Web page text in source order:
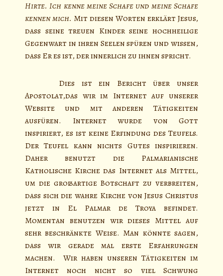
Hirte. Ich kenne meine Schafe und meine Schafe
kennen mich. Mit diesen Worten erklärt Jesus,
dass seine treuen Kinder seine hochheilige
Gegenwart in ihren Seelen spüren und wissen,
dass Er es ist, der innerlich zu ihnen spricht.
Dies ist ein Bericht über unser
Apostolat,das wir im Internet auf unserer
Website und mit anderen Tätigkeiten
ausfüren. Internet wurde von Gott
inspiriert, es ist keine Erfindung des Teufels.
Der Teufel kann nichts Gutes inspirieren.
Daher benutzt die Palmarianische
Katholische Kirche das Internet als Mittel,
um die großartige Botschaft zu verbreiten,
dass sich die wahre Kirche von Jesus Christus
jetzt in El Palmar de Troya befindet.
Momentan benutzen wir dieses Mittel auf
sehr beschränkte Weise. Man könnte sagen,
dass wir gerade mal erste Erfahrungen
machen. Wir haben unseren Tätigkeiten im
Internet noch nicht so viel Schwung